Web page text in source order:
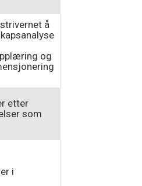
å
og
etter
som
i